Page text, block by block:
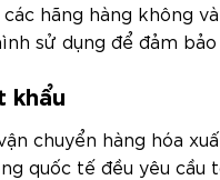
hãng hàng không
sử dụng để đảm
khẩu
chuyển hàng hóa
quốc tế đều yêu cầu